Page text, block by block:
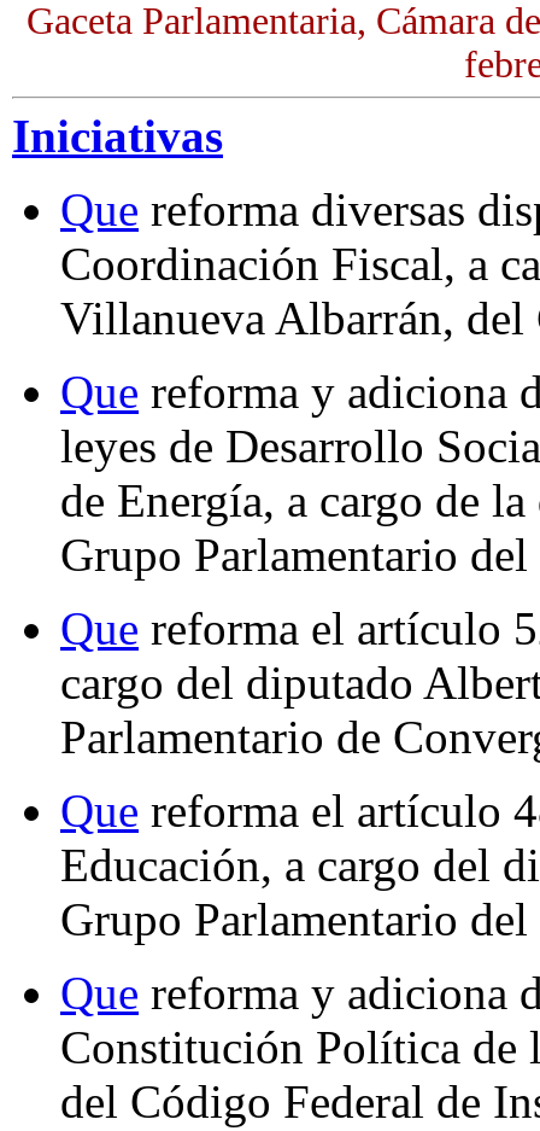
Gaceta Parlamentaria, Cámara
Iniciativas
Que reforma diversas
Coordinación Fiscal, a
Villanueva Albarrán, del
Que reforma y adiciona
leyes de Desarrollo
de Energía, a cargo de
Grupo Parlamentario
Que reforma el artículo
cargo del diputado
Parlamentario de
Que reforma el artículo
Educación, a cargo del
Grupo Parlamentario del
Que reforma y adiciona
Constitución Política de
del Código Federal de